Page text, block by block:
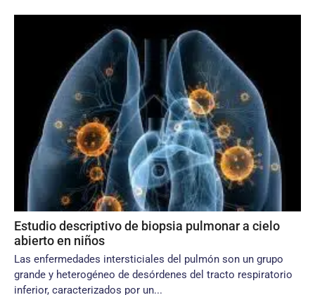
Estudio descriptivo de biopsia pulmonar a cielo
abierto en niños
Las enfermedades intersticiales del pulmón son un grupo
grande y heterogéneo de desórdenes del tracto respiratorio
inferior, caracterizados por un...